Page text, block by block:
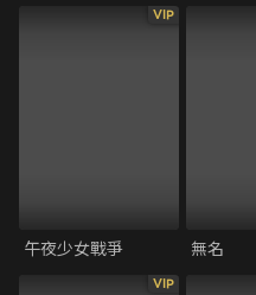
VIP
午夜少女戰爭 無名
VIP